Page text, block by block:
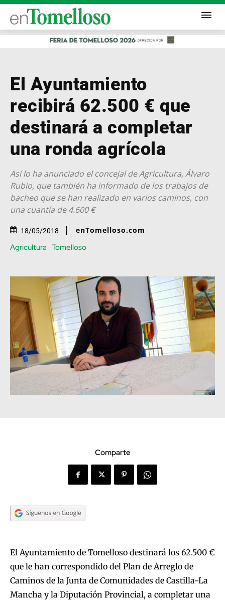
El Ayuntamiento
recibirá 62.500 € que
destinará a completar
una ronda agrícola
Así lo ha anunciado el concejal de Agricultura, Álvaro
Rubio, que también ha informado de los trabajos de
bacheo que se han realizado en varios caminos, con
una cuantía de 4.600 €
18/05/2018 enTomelloso.com
Agricultura Tomelloso
Comparte
El Ayuntamiento de Tomelloso destinará los 62.500 €
que le han correspondido del Plan de Arreglo de
Caminos de la Junta de Comunidades de Castilla-La
Mancha y la Diputación Provincial, a completar una